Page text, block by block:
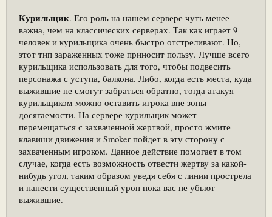
Курильщик. Его роль на нашем сервере чуть менее
важна, чем на классических серверах. Так как играет 9
человек и курильщика очень быстро отстреливают. Но,
этот тип зараженных тоже приносит пользу. Лучше всего
курильщика использовать для того, чтобы подвесить
персонажа с уступа, балкона. Либо, когда есть места, куда
выжившие не смогут забраться обратно, тогда атакуя
курильщиком можно оставить игрока вне зоны
досягаемости. На сервере курильщик может
перемещаться с захваченной жертвой, просто жмите
клавиши движения и Smoker пойдет в эту сторону с
захваченным игроком. Данное действие помогает в том
случае, когда есть возможность отвести жертву за какой-
нибудь угол, таким образом уведя себя с линии прострела
и нанести существенный урон пока вас не убьют
выжившие.